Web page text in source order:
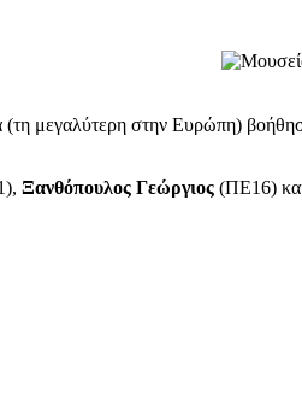
μεγαλύτερη στην Ευρώπη)
Ξανθόπουλος Γεώργιος (ΠΕ16)